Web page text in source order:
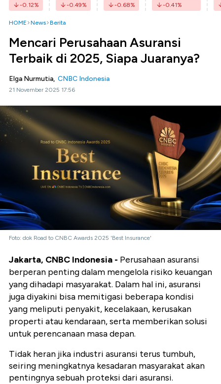
-0.12% -0.49% -0.68% -0.41%
HOME News Berita
Mencari Perusahaan Asuransi
Terbaik di 2025, Siapa Juaranya?
Elga Nurmutia, CNBC Indonesia
21 November 2025 17:56
Foto: dok Road to CNBC Awards 2025 'Best Insurance'
Jakarta, CNBC Indonesia - Perusahaan asuransi
berperan penting dalam mengelola risiko keuangan
yang dihadapi masyarakat. Dalam hal ini, asuransi
juga diyakini bisa memitigasi beberapa kondisi
yang meliputi penyakit, kecelakaan, kerusakan
properti atau kendaraan, serta memberikan solusi
untuk perencanaan masa depan.
Tidak heran jika industri asuransi terus tumbuh,
seiring meningkatnya kesadaran masyarakat akan
pentingnya sebuah proteksi dari asuransi.